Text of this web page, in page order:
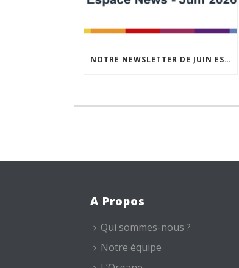
NOTRE NEWSLETTER DE JUIN EST EN LIGNE !
A Propos
Qui sommes-nous ?
Notre équipe